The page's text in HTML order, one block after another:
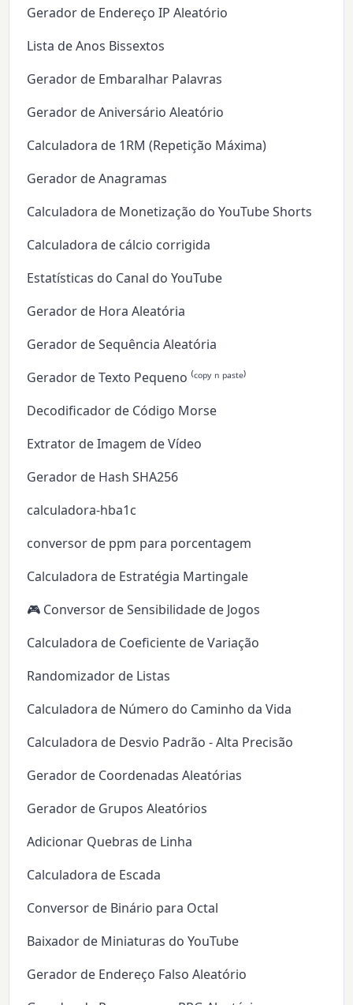
Gerador de Endereço IP Aleatório
Lista de Anos Bissextos
Gerador de Embaralhar Palavras
Gerador de Aniversário Aleatório
Calculadora de 1RM (Repetição Máxima)
Gerador de Anagramas
Calculadora de Monetização do YouTube Shorts
Calculadora de cálcio corrigida
Estatísticas do Canal do YouTube
Gerador de Hora Aleatória
Gerador de Sequência Aleatória
Gerador de Texto Pequeno ⁽ᶜᵒᵖʸ ⁿ ᵖᵃˢᵗᵉ⁾
Decodificador de Código Morse
Extrator de Imagem de Vídeo
Gerador de Hash SHA256
calculadora-hba1c
conversor de ppm para porcentagem
Calculadora de Estratégia Martingale
🎮 Conversor de Sensibilidade de Jogos
Calculadora de Coeficiente de Variação
Randomizador de Listas
Calculadora de Número do Caminho da Vida
Calculadora de Desvio Padrão - Alta Precisão
Gerador de Coordenadas Aleatórias
Gerador de Grupos Aleatórios
Adicionar Quebras de Linha
Calculadora de Escada
Conversor de Binário para Octal
Baixador de Miniaturas do YouTube
Gerador de Endereço Falso Aleatório